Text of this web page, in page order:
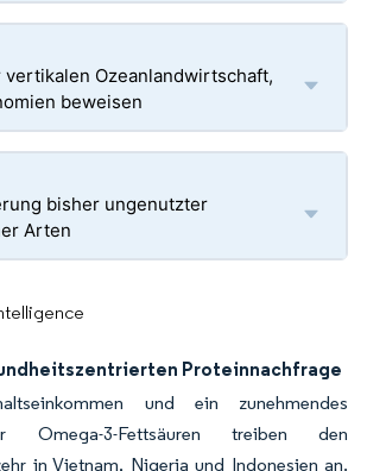
Ozeanlandwirtschaft,
beweisen
bisher ungenutzter
Arten
Proteinnachfrage
und ein zunehmendes
Omega-3-Fettsäuren treiben den
in Vietnam, Nigeria und Indonesien an.